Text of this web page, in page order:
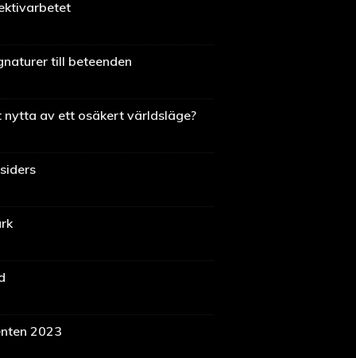
till beteenden
nytta av ett osäkert världsläge?
2023